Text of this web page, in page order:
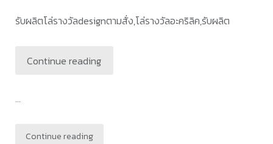
รับผลิตโล่รางวัลdesignตามสั่ง,โล่รางวัลอะคริลิค,รับผลิต
Continue reading
...
Continue reading